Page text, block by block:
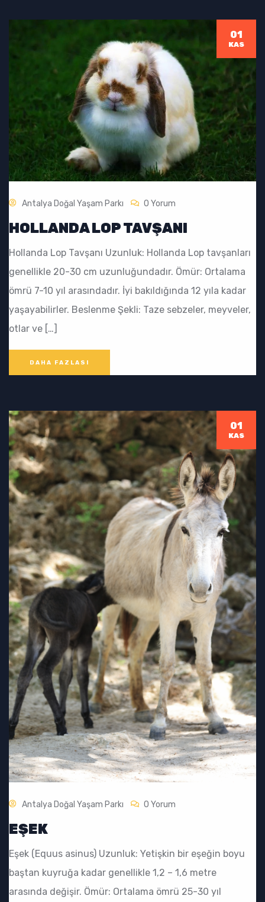
01
KAS
Antalya Doğal Yaşam Parkı 0 Yorum
HOLLANDA LOP TAVŞANI
Hollanda Lop Tavşanı Uzunluk: Hollanda Lop tavşanları
genellikle 20-30 cm uzunluğundadır. Ömür: Ortalama
ömrü 7-10 yıl arasındadır. İyi bakıldığında 12 yıla kadar
yaşayabilirler. Beslenme Şekli: Taze sebzeler, meyveler,
otlar ve […]
DAHA FAZLASI
01
KAS
Antalya Doğal Yaşam Parkı 0 Yorum
EŞEK
Eşek (Equus asinus) Uzunluk: Yetişkin bir eşeğin boyu
baştan kuyruğa kadar genellikle 1,2 – 1,6 metre
arasında değişir. Ömür: Ortalama ömrü 25-30 yıl